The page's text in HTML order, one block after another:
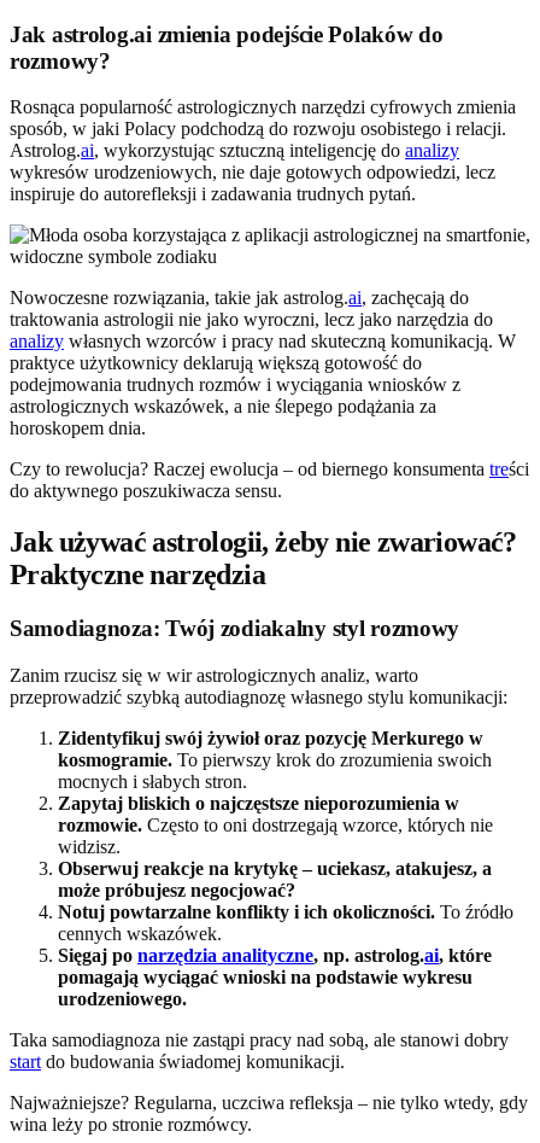
Jak astrolog.ai zmienia podejście Polaków do
rozmowy?
Rosnąca popularność astrologicznych narzędzi cyfrowych zmienia
sposób, w jaki Polacy podchodzą do rozwoju osobistego i relacji.
Astrolog.ai, wykorzystując sztuczną inteligencję do analizy
wykresów urodzeniowych, nie daje gotowych odpowiedzi, lecz
inspiruje do autorefleksji i zadawania trudnych pytań.
Nowoczesne rozwiązania, takie jak astrolog.ai, zachęcają do
traktowania astrologii nie jako wyroczni, lecz jako narzędzia do
analizy własnych wzorców i pracy nad skuteczną komunikacją. W
praktyce użytkownicy deklarują większą gotowość do
podejmowania trudnych rozmów i wyciągania wniosków z
astrologicznych wskazówek, a nie ślepego podążania za
horoskopem dnia.
Czy to rewolucja? Raczej ewolucja – od biernego konsumenta treści
do aktywnego poszukiwacza sensu.
Jak używać astrologii, żeby nie zwariować?
Praktyczne narzędzia
Samodiagnoza: Twój zodiakalny styl rozmowy
Zanim rzucisz się w wir astrologicznych analiz, warto
przeprowadzić szybką autodiagnozę własnego stylu komunikacji:
Zidentyfikuj swój żywioł oraz pozycję Merkurego w
kosmogramie. To pierwszy krok do zrozumienia swoich
mocnych i słabych stron.
Zapytaj bliskich o najczęstsze nieporozumienia w
rozmowie. Często to oni dostrzegają wzorce, których nie
widzisz.
Obserwuj reakcje na krytykę – uciekasz, atakujesz, a
może próbujesz negocjować?
Notuj powtarzalne konflikty i ich okoliczności. To źródło
cennych wskazówek.
Sięgaj po narzędzia analityczne, np. astrolog.ai, które
pomagają wyciągać wnioski na podstawie wykresu
urodzeniowego.
Taka samodiagnoza nie zastąpi pracy nad sobą, ale stanowi dobry
start do budowania świadomej komunikacji.
Najważniejsze? Regularna, uczciwa refleksja – nie tylko wtedy, gdy
wina leży po stronie rozmówcy.